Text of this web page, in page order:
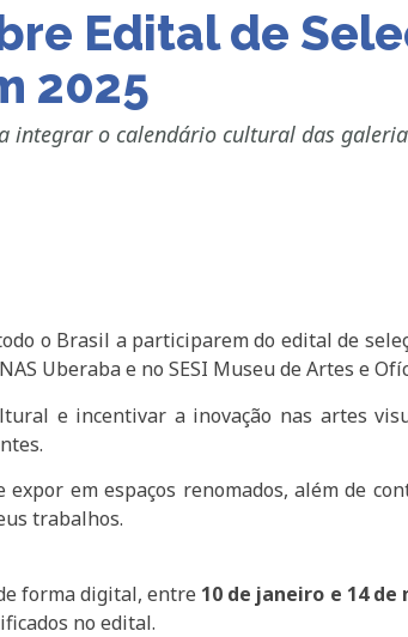
Edital de
2025
o calendário cultural das
o Brasil a participarem do edital de
Uberaba e no SESI Museu de Artes e
e incentivar a inovação nas artes
em espaços renomados, além de
trabalhos.
forma digital, entre 10 de janeiro e 14 de
no edital.